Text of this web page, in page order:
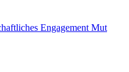
Engagement Mut